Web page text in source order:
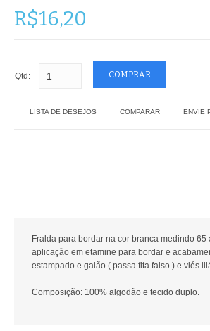
R$16,20
Qtd:
LISTA DE DESEJOS COMPARAR ENVIE
Fralda para bordar na cor branca medindo 65
aplicação em etamine para bordar e
estampado e galão ( passa fita falso ) e viés
Composição: 100% algodão e tecido duplo.